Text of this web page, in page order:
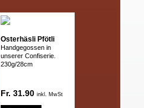
Osterhäsli Pfötli
Handgegossen in
unserer Confiserie.
230g/28cm
Fr. 31.90 inkl. MwSt